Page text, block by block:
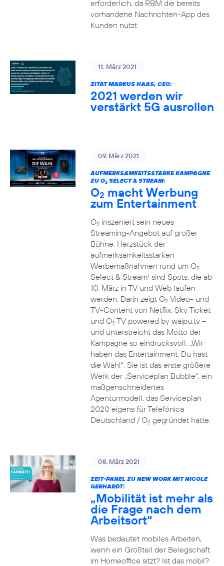
erforderlich, da RBM die bereits
vorhandene Nachrichten-App des
Kunden nutzt.
11. März 2021
ZITAT MARKUS HAAS, CEO:
2021 werden wir
verstärkt 5G ausrollen
09. März 2021
AUFMERKSAMKEITSSTARKE KAMPAGNE
ZU O2SELECT & STREAM:
O2 macht Werbung
zum Entertainment
O2inszeniert sein neues
Streaming-Angebot auf großer
Bühne: Herzstück der
aufmerksamkeitsstarken
Werbemaßnahmen rund um O2
Select & Stream1 sind Spots, die ab
10. März in TV und Web laufen
werden. Darin zeigt O2Video- und
TV-Content von Netflix, Sky Ticket
und O2TV powered by waipu.tv –
und unterstreicht das Motto der
Kampagne so eindrucksvoll: „Wir
haben das Entertainment. Du hast
die Wahl“. Sie ist das erste größere
Werk der „Serviceplan Bubble“, ein
maßgenschneidertes
Agenturmodell, das Serviceplan
2020 eigens für Telefónica
Deutschland / O2gegründet hatte.
08. März 2021
ZEIT-PANEL ZU NEW WORK MIT NICOLE
GERHARDT:
„Mobilität ist mehr als
die Frage nach dem
Arbeitsort“
Was bedeutet mobiles Arbeiten,
wenn ein Großteil der Belegschaft
im Homeoffice sitzt? Ist das mobil?